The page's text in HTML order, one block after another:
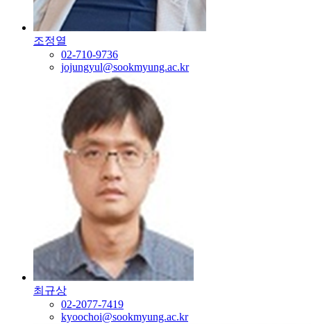
조정열
02-710-9736
jojungyul@sookmyung.ac.kr
최규상
02-2077-7419
kyoochoi@sookmyung.ac.kr